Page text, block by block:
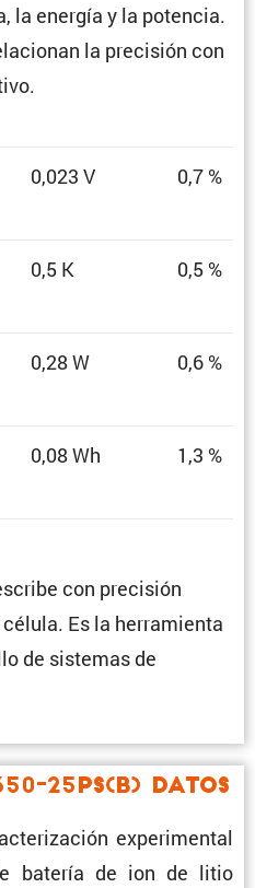
la energía y la potencia.
la preci­sión con
0,023 V 0,7 %
0,5 K 0,5 %
0,28 W 0,6 %
0,08 Wh 1,3 %
con preci­sión
Es la herra­mienta
de sistemas de
25PS(B) Datos
experi­mental
batería de ion de litio